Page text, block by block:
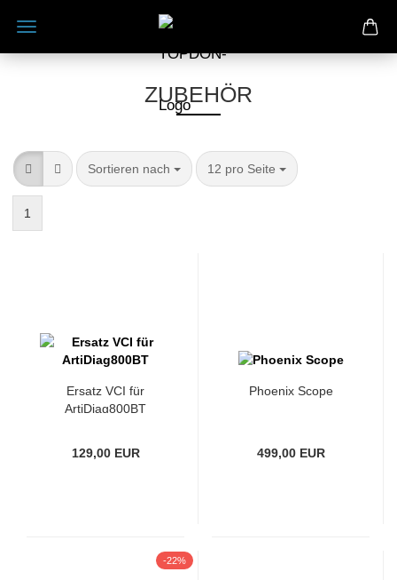
ZUBEHÖR
Sortieren nach
Sortieren nach 12 pro Seite
pro Seite
1
Ersatz VCI für
ArtiDiag800BT
129,00 EUR
Phoenix Scope
499,00 EUR
-22%